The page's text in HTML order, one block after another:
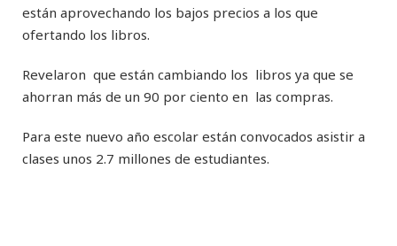
están aprovechando los bajos precios a los que
ofertando los libros.
Revelaron que están cambiando los libros ya que se
ahorran más de un 90 por ciento en las compras.
Para este nuevo año escolar están convocados asistir a
clases unos 2.7 millones de estudiantes.